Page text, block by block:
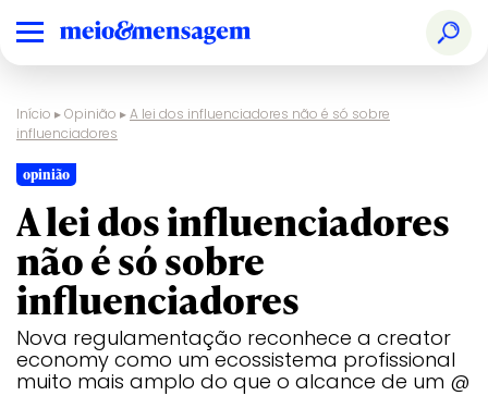
Início ▸Opinião ▸A lei dos influenciadores não é só sobre
influenciadores
opinião
A lei dos influenciadores
não é só sobre
influenciadores
Nova regulamentação reconhece a creator
economy como um ecossistema profissional
muito mais amplo do que o alcance de um @